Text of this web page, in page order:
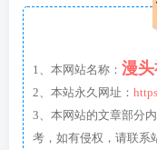
1、本网站名称： 漫
2、本站永久网址：
3、本网站的文章部分
考，如有侵权，请联系